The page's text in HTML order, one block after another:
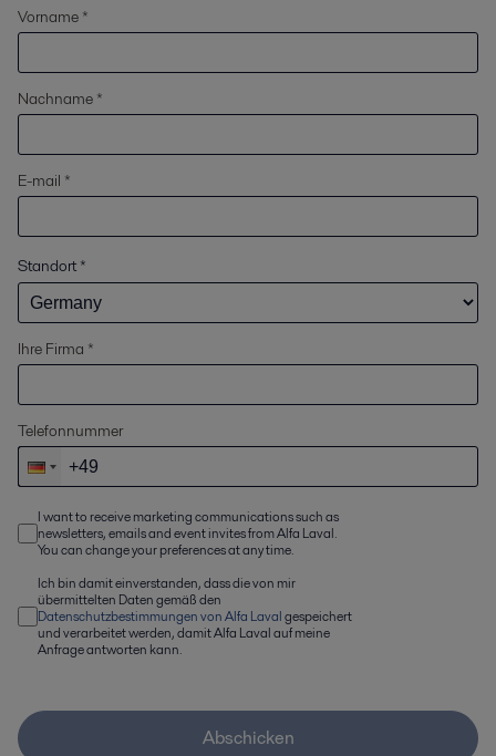
Vorname *
Nachname *
E-mail *
Standort*
Ihre Firma *
Telefonnummer
I want to receive marketing communications such as
newsletters, emails and event invites from Alfa Laval.
You can change your preferences at any time.
Ich bin damit einverstanden, dass die von mir
übermittelten Daten gemäß den
Datenschutzbestimmungen von Alfa Lavalgespeichert
und verarbeitet werden, damit Alfa Laval auf meine
Anfrage antworten kann.
Abschicken